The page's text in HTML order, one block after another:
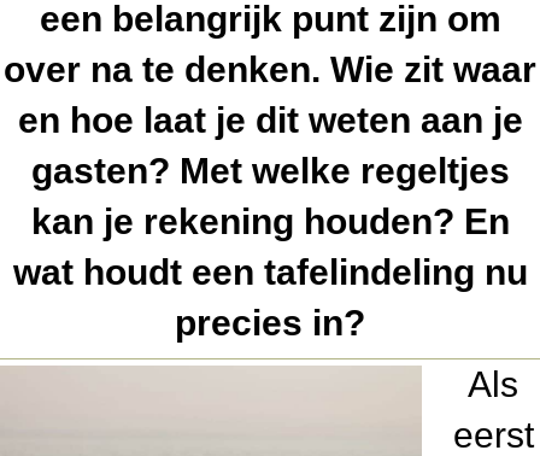
een belangrijk punt zijn om
over na te denken. Wie zit waar
en hoe laat je dit weten aan je
gasten? Met welke regeltjes
kan je rekening houden? En
wat houdt een tafelindeling nu
precies in?
Als
eerst